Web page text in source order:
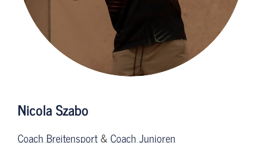
Nicola Szabo
Coach Breitensport&Coach Junioren